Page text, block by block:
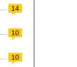
14
10
10